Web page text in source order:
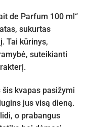
de Parfum 100 ml“
sukurtas
Tai kūrinys,
suteikianti
kvapas pasižymi
jus visą dieną.
o prabangus